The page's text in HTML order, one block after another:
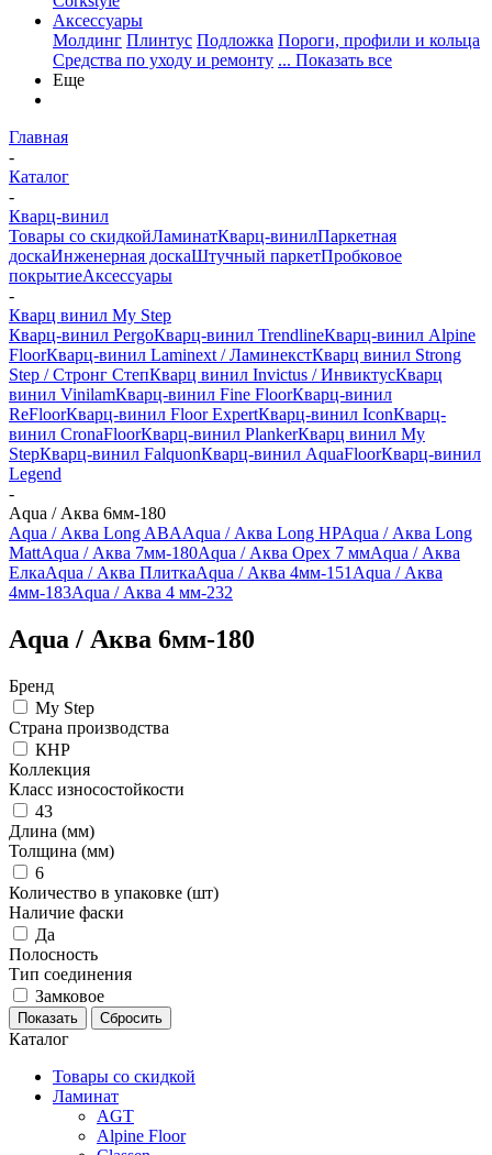
Аксессуары
Молдинг Плинтус Подложка Пороги, профили и кольца
Средства по уходу и ремонту ... Показать все
Еще
Главная
-
Каталог
-
Кварц-винил
Товары со скидкойЛаминатКварц-винилПаркетная
доскаИнженерная доскаШтучный паркетПробковое
покрытиеАксессуары
-
Кварц винил My Step
Кварц-винил PergoКварц-винил TrendlineКварц-винил Alpine
FloorКварц-винил Laminext / ЛаминекстКварц винил Strong
Step / Стронг СтепКварц винил Invictus / ИнвиктусКварц
винил VinilamКварц-винил Fine FloorКварц-винил
ReFloorКварц-винил Floor ExpertКварц-винил IconКварц-
винил CronaFloorКварц-винил PlankerКварц винил My
StepКварц-винил FalquonКварц-винил AquaFloorКварц-винил
Legend
-
Aqua / Аква 6мм-180
Aqua / Аква Long ABAAqua / Аква Long HPAqua / Аква Long
MattAqua / Аква 7мм-180Aqua / Аква Орех 7 ммAqua / Аква
ЕлкаAqua / Аква ПлиткаAqua / Аква 4мм-151 Aqua / Аква
4мм-183Aqua / Аква 4 мм-232
Aqua / Аква 6мм-180
Бренд
My Step
Страна производства
КНР
Коллекция
Класс износостойкости
43
Длина (мм)
Толщина (мм)
6
Количество в упаковке (шт)
Наличие фаски
Да
Полосность
Тип соединения
Замковое
Каталог
Товары со скидкой
Ламинат
AGT
Alpine Floor